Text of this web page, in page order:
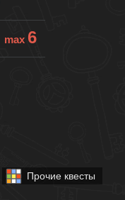
max 6
Прочие квесты